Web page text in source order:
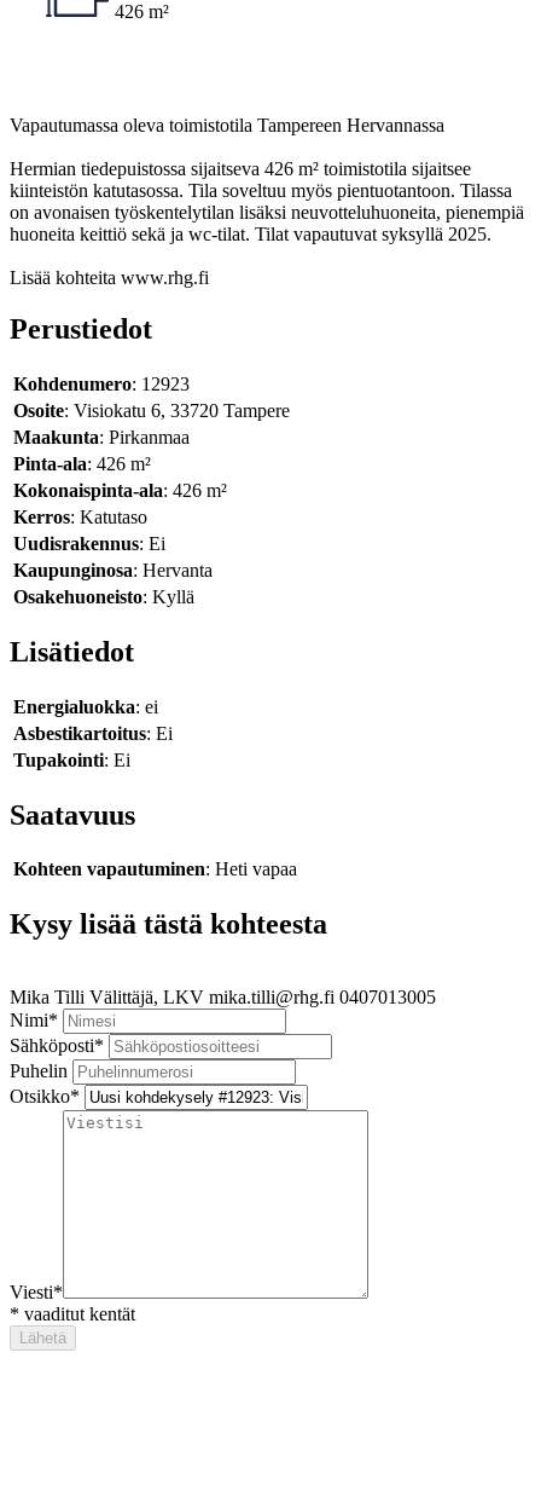
426 m²
Vapautumassa oleva toimistotila Tampereen Hervannassa
Hermian tiedepuistossa sijaitseva 426 m² toimistotila sijaitsee
kiinteistön katutasossa. Tila soveltuu myös pientuotantoon. Tilassa
on avonaisen työskentelytilan lisäksi neuvotteluhuoneita, pienempiä
huoneita keittiö sekä ja wc-tilat. Tilat vapautuvat syksyllä 2025.
Lisää kohteita www.rhg.fi
Perustiedot
Kohdenumero: 12923
Osoite: Visiokatu 6, 33720 Tampere
Maakunta: Pirkanmaa
Pinta-ala: 426 m²
Kokonaispinta-ala: 426 m²
Kerros: Katutaso
Uudisrakennus: Ei
Kaupunginosa: Hervanta
Osakehuoneisto: Kyllä
Lisätiedot
Energialuokka: ei
Asbestikartoitus: Ei
Tupakointi: Ei
Saatavuus
Kohteen vapautuminen: Heti vapaa
Kysy lisää tästä kohteesta
Mika Tilli Välittäjä, LKV mika.tilli@rhg.fi 0407013005
Nimi*
Sähköposti*
Puhelin
Otsikko*
Viesti*
* vaaditut kentät